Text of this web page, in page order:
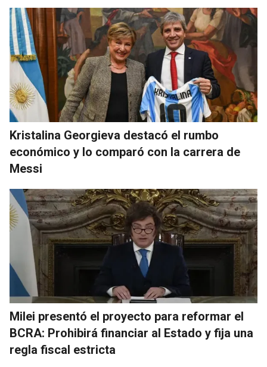
Kristalina Georgieva destacó el rumbo
económico y lo comparó con la carrera de
Messi
Milei presentó el proyecto para reformar el
BCRA: Prohibirá financiar al Estado y fija una
regla fiscal estricta